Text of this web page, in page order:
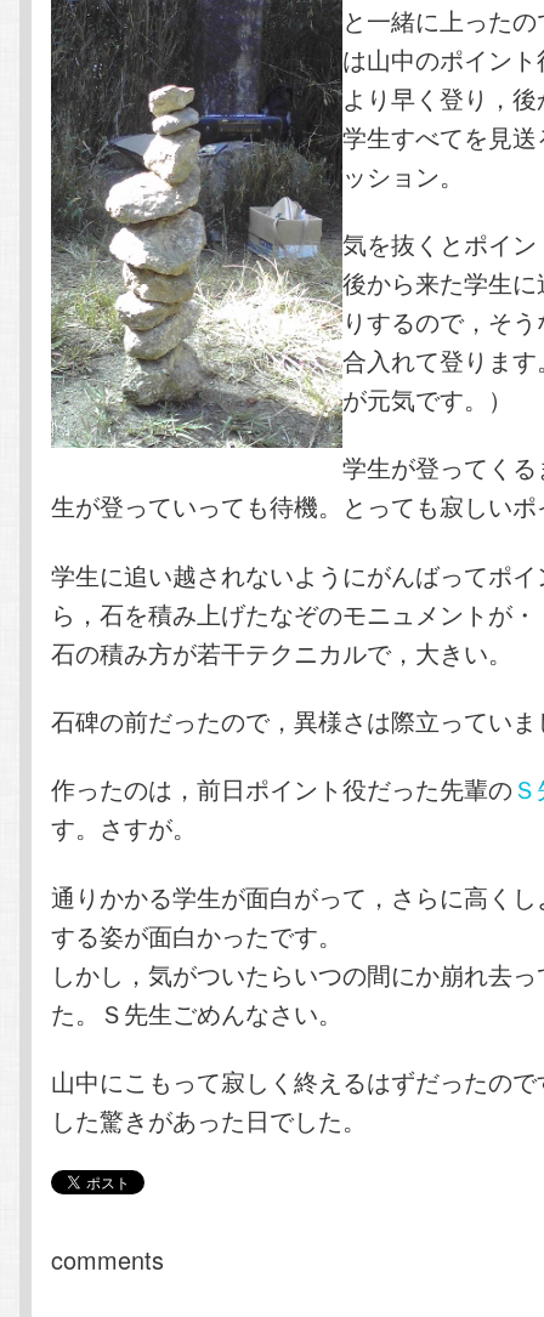
と一緒に上った
は山中のポイン
より早く登り，
学生すべてを見
ッション。
気を抜くとポイ
後から来た学生
りするので，そ
合入れて登りま
が元気です。）
学生が登ってく
生が登っていっても待機。とっても寂しい
学生に追い越されないようにがんばってポ
ら，石を積み上げたなぞのモニュメントが
石の積み方が若干テクニカルで，大きい。
石碑の前だったので，異様さは際立ってい
作ったのは，前日ポイント役だった先輩の
す。さすが。
通りかかる学生が面白がって，さらに高く
する姿が面白かったです。
しかし，気がついたらいつの間にか崩れ去
た。Ｓ先生ごめんなさい。
山中にこもって寂しく終えるはずだったの
した驚きがあった日でした。
comments